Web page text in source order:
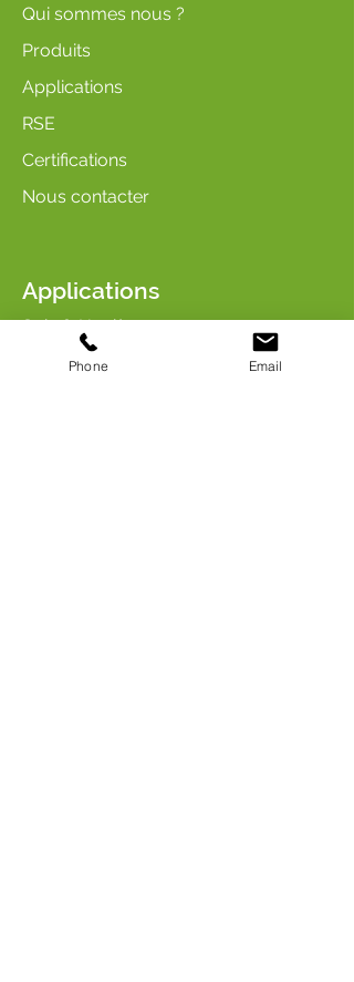
Qui sommes nous ?
Produits
Applications
RSE
Certifications
Nous contacter
Applications
Soin & Hygiène
Arômes & Parfums
Phone Email